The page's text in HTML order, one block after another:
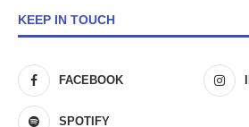
KEEP IN TOUCH
FACEBOOK
SPOTIFY